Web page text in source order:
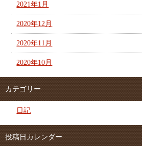
2021年1月
2020年12月
2020年11月
2020年10月
カテゴリー
日記
投稿日カレンダー